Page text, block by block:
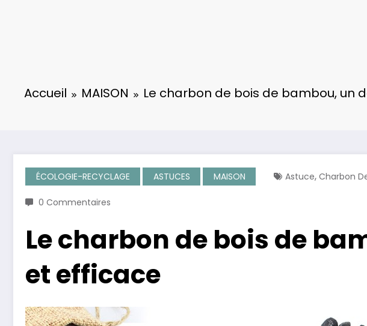
Accueil MAISON Le charbon de bois de bambou, un
ÉCOLOGIE-RECYCLAGE ASTUCES MAISON Astuce, Charbon
0 Commentaires
Le charbon de bois de
et efficace